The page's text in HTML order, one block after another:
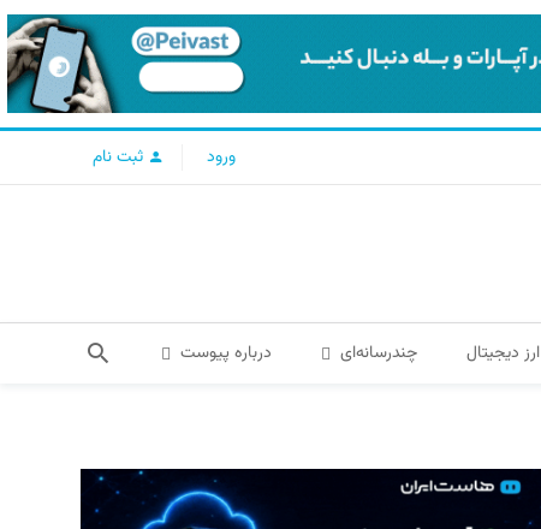
ورود ثبت نام
ارز دیجیتال چندرسانه‌ای درباره پیوست